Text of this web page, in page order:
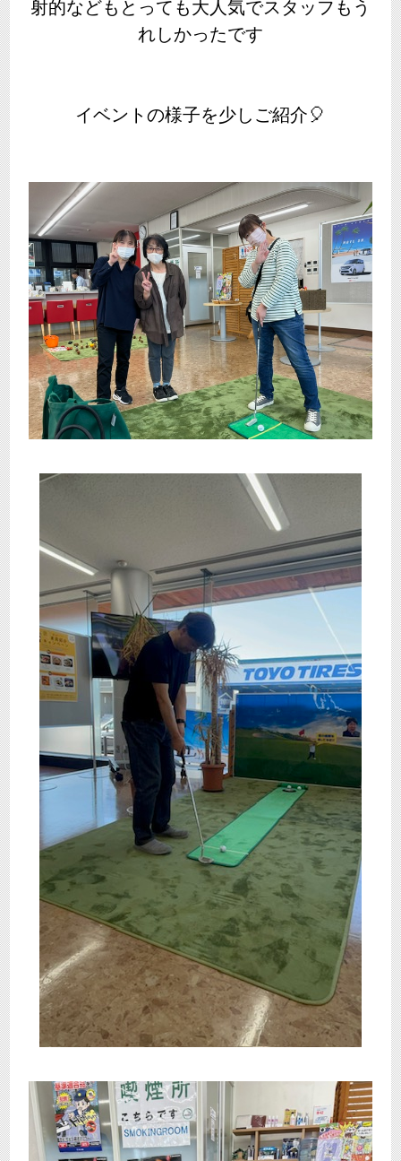
射的などもとっても大人気でスタッフもう
れしかったです
イベントの様子を少しご紹介🎈